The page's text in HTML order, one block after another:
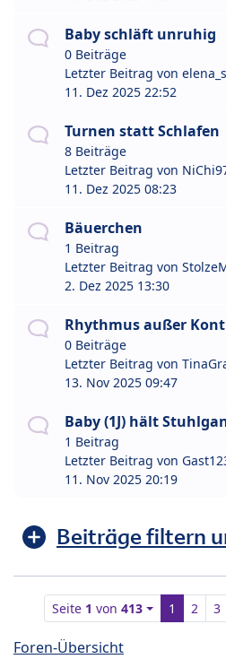
Baby schläft unruhig
0 Beiträge
Letzter Beitrag von
11. Dez 2025 22:52
Turnen statt Schlafen
8 Beiträge
Letzter Beitrag von
11. Dez 2025 08:23
Bäuerchen
1 Beitrag
Letzter Beitrag von
2. Dez 2025 13:30
Rhythmus außer
0 Beiträge
Letzter Beitrag von
13. Nov 2025 09:47
Baby (1J) hält
1 Beitrag
Letzter Beitrag von
11. Nov 2025 20:19
Beiträge filtern
Seite 1 von413 1 2 3
Foren-Übersicht